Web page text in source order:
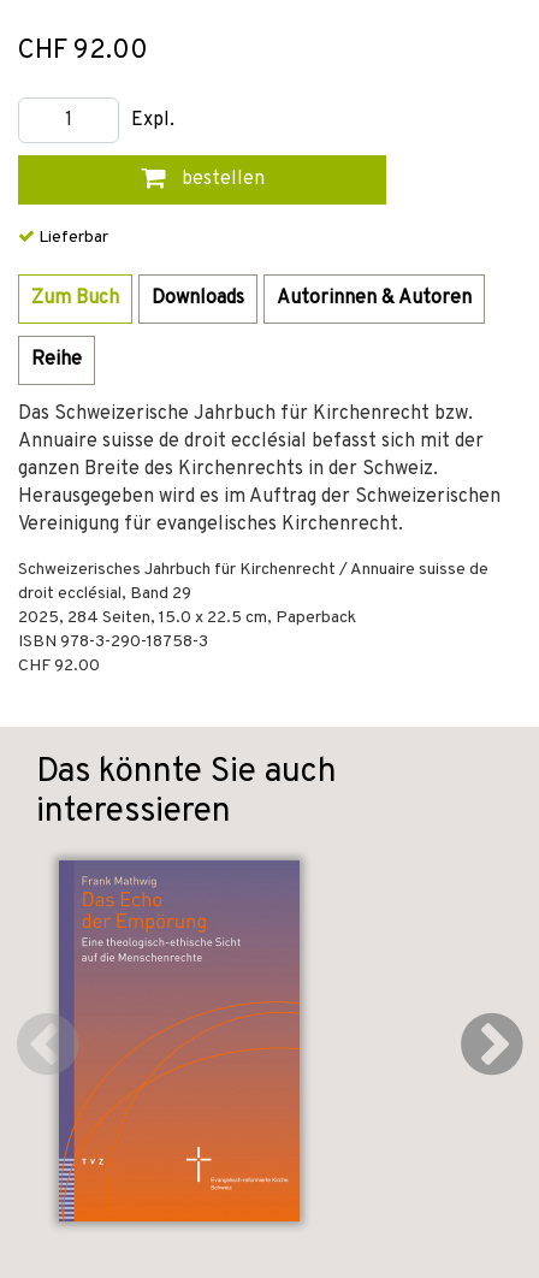
CHF 92.00
Expl.
bestellen
Lieferbar
Zum Buch Downloads Autorinnen & Autoren
Reihe
Das Schweizerische Jahrbuch für Kirchenrecht bzw.
Annuaire suisse de droit ecclésial befasst sich mit der
ganzen Breite des Kirchenrechts in der Schweiz.
Herausgegeben wird es im Auftrag der Schweizerischen
Vereinigung für evangelisches Kirchenrecht.
Schweizerisches Jahrbuch für Kirchenrecht / Annuaire suisse de
droit ecclésial, Band 29
2025, 284 Seiten, 15.0 x 22.5 cm, Paperback
ISBN 978-3-290-18758-3
CHF 92.00
Das könnte Sie auch
interessieren